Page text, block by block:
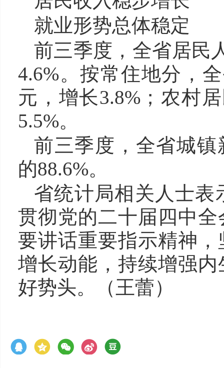
就业形势总体稳定
前三季度，全省居民
4.6%。按常住地分，
元，增长3.8%；农村
5.5%。
前三季度，全省城镇
的88.6%。
省统计局相关人士表
贯彻党的二十届四中
要讲话重要指示精神
增长动能，持续增强
好势头。（王蕾）